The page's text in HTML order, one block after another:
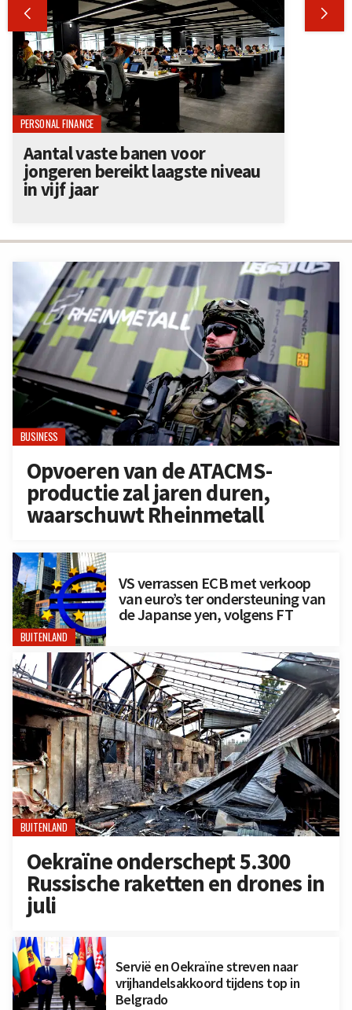
BUSINESS
Opvoeren van de ATACMS-
productie zal jaren duren,
waarschuwt Rheinmetall
BUITENLAND
VS verrassen ECB met verkoop
van euro’s ter ondersteuning van
de Japanse yen, volgens FT
BUITENLAND
Oekraïne onderschept 5.300
Russische raketten en drones in
juli
Servië en Oekraïne streven naar
vrijhandelsakkoord tijdens top in
Belgrado
 
PERSONAL FINANCE
Aantal vaste banen voor
jongeren bereikt laagste niveau
in vijf jaar